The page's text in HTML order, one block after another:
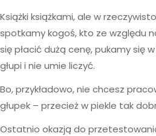
Książki książkami, ale w
spotkamy kogoś, kto ze względu
się płacić dużą cenę, pukamy się
głupi i nie umie liczyć.
Bo, przykładowo, nie chcesz
głupek – przecież w piekle tak
Ostatnio okazją do